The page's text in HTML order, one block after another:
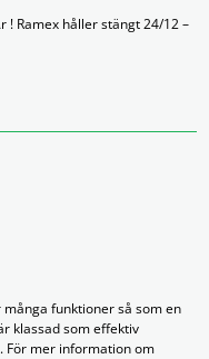
! Ramex håller stängt 24/12 –
funktioner så som en
klassad som effektiv
För mer information om